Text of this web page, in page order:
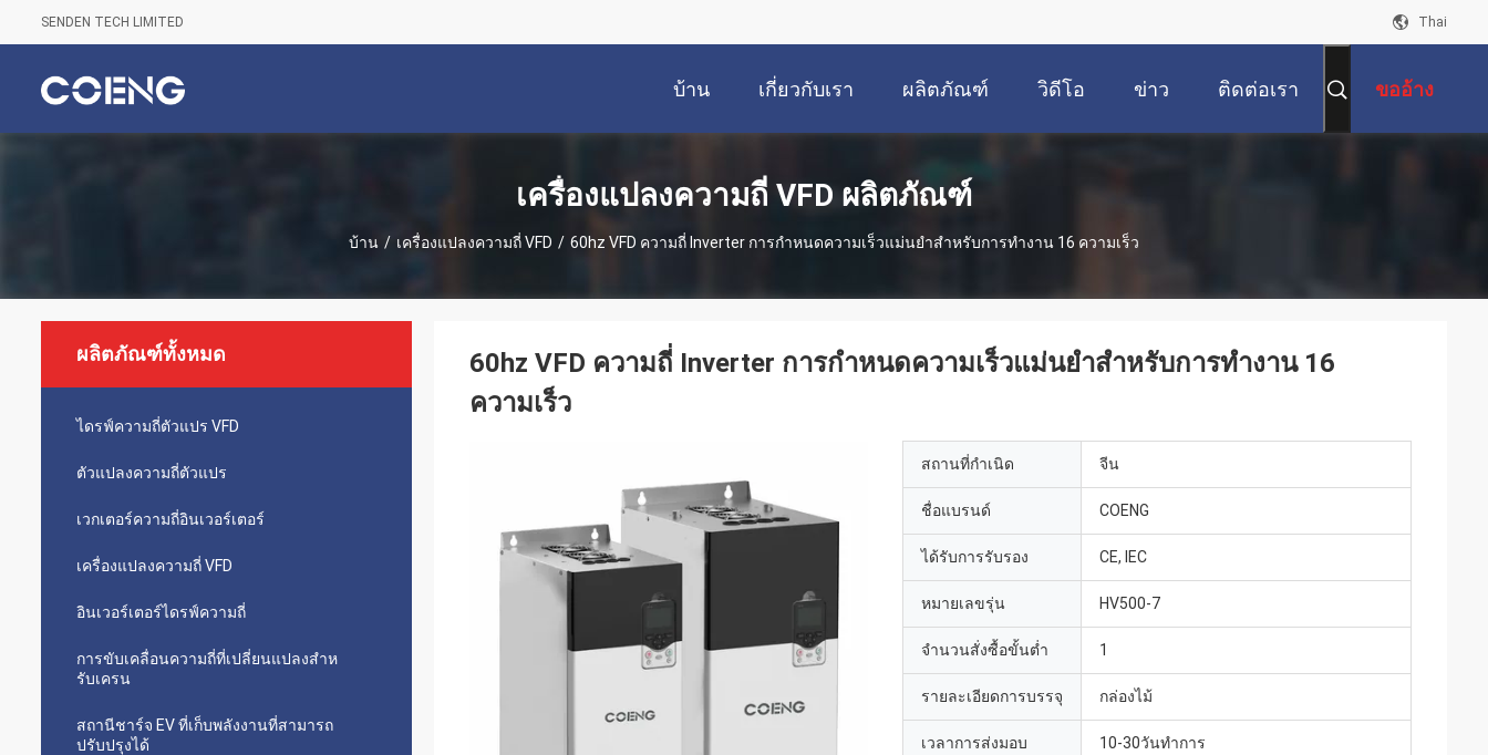
SENDEN TECH LIMITED Thai
บ้าน เกี่ยวกับเรา ผลิตภัณฑ์ วิดีโอ ข่าว ติดต่อเรา ขออ้าง
เครื่องแปลงความถี่ VFD ผลิตภัณฑ์
บ้าน / เครื่องแปลงความถี่ VFD / 60hz VFD ความถี่ Inverter การกําหนดความเร็วแม่นยําสําหรับการทํางาน 16 ความเร็ว
ผลิตภัณฑ์ทั้งหมด
ไดรฟ์ความถี่ตัวแปร VFD
ตัวแปลงความถี่ตัวแปร
เวกเตอร์ความถี่อินเวอร์เตอร์
เครื่องแปลงความถี่ VFD
อินเวอร์เตอร์ไดรฟ์ความถี่
การขับเคลื่อนความถี่ที่เปลี่ยนแปลงสําห
รับเครน
สถานีชาร์จ EV ที่เก็บพลังงานที่สามารถ
ปรับปรุงได้
60hz VFD ความถี่ Inverter การกําหนดความเร็วแม่นยําสําหรับการทํางาน 16
ความเร็ว
สถานที่กำเนิด จีน
ชื่อแบรนด์ COENG
ได้รับการรับรอง CE, IEC
หมายเลขรุ่น HV500-7
จำนวนสั่งซื้อขั้นต่ำ 1
รายละเอียดการบรรจุ กล่องไม้
เวลาการส่งมอบ 10-30วันทำการ